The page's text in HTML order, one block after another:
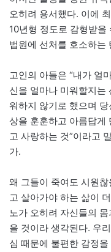
오히려 용서했다. 이에
10년형 정도로 감형받을
법원에 선처를 호소하는
고인의 아들은 “내가 얼
신을 얼마나 미워할지는
워하지 않기로 했으며
상을 훈훈하고 아름답게
고 사랑하는 것”이라고
가.
왜 그들이 죽여도 시원
고 살아가야 하는 삶이
노가 오히려 자신들의
을 것이라 생각된다. 우
심 때문에 불편한 감정